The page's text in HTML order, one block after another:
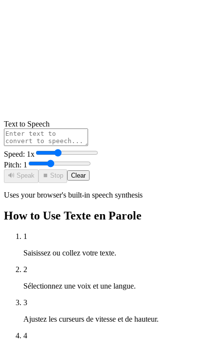
Text to Speech
Speed: 1x
Pitch: 1
🔊 Speak ⏹ Stop Clear
Uses your browser's built-in speech synthesis
How to Use Texte en Parole
1
Saisissez ou collez votre texte.
2
Sélectionnez une voix et une langue.
3
Ajustez les curseurs de vitesse et de hauteur.
4